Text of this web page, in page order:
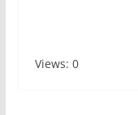
Views: 0